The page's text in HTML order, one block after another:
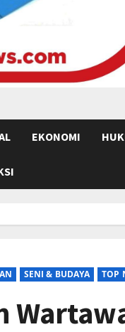
EKONOMI
SENI & BUDAYA TOP